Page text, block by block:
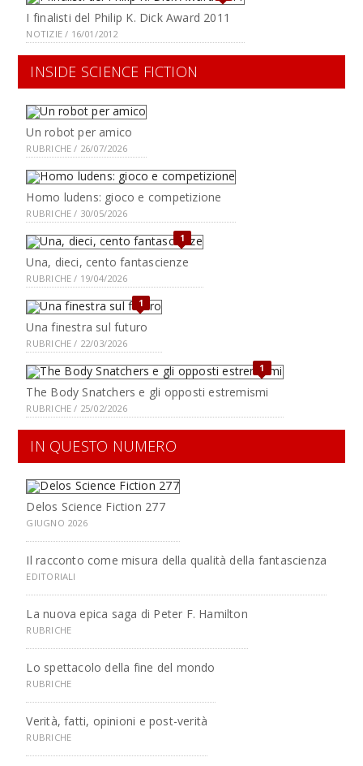
I finalisti del Philip K. Dick Award 2011
NOTIZIE / 16/01/2012
INSIDE SCIENCE FICTION
Un robot per amico
RUBRICHE / 26/07/2026
Homo ludens: gioco e competizione
RUBRICHE / 30/05/2026
1
Una, dieci, cento fantascienze
RUBRICHE / 19/04/2026
1
Una finestra sul futuro
RUBRICHE / 22/03/2026
1
The Body Snatchers e gli opposti estremismi
RUBRICHE / 25/02/2026
IN QUESTO NUMERO
Delos Science Fiction 277
GIUGNO 2026
Il racconto come misura della qualità della fantascienza
EDITORIALI
La nuova epica saga di Peter F. Hamilton
RUBRICHE
Lo spettacolo della fine del mondo
RUBRICHE
Verità, fatti, opinioni e post-verità
RUBRICHE